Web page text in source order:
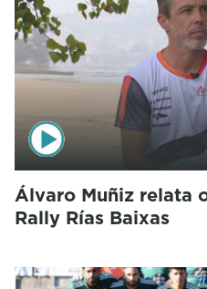
Álvaro Muñiz relata
Rally Rías Baixas